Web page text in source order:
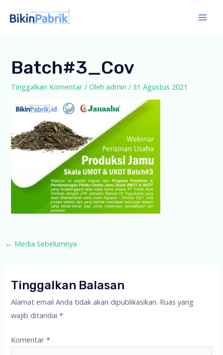
Batch#3_Cov
Tinggalkan Komentar / Olehadmin/31 Agustus 2021
Post
← Media Sebelumnya
Tinggalkan Balasan
Alamat email Anda tidak akan dipublikasikan. Ruas yang
wajib ditandai*
Komentar*